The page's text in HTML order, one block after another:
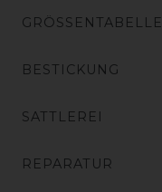
GRÖSSENTABELLE
BESTICKUNG
SATTLEREI
REPARATUR